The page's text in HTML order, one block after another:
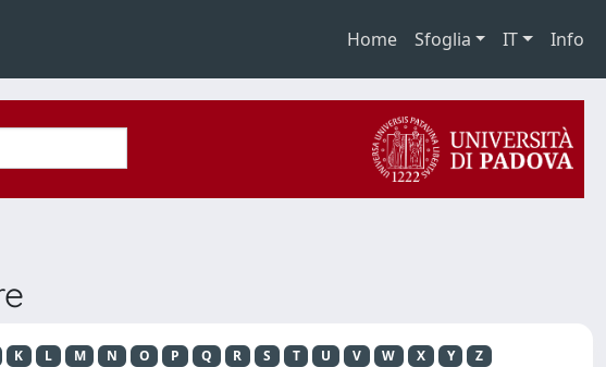
Home Sfoglia IT Info
K L M N O P Q R S T U V W X Y Z